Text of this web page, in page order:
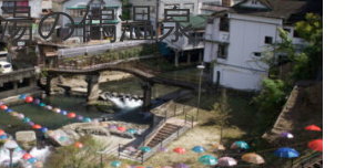
の鶴温泉